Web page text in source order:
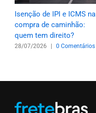
Isenção de IPI e ICMS na
compra de caminhão:
quem tem direito?
28/07/2026 | 0 Comentários